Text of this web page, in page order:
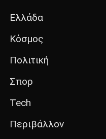
Ελλάδα
Κόσμος
Πολιτική
Σπορ
Tech
Περιβάλλον